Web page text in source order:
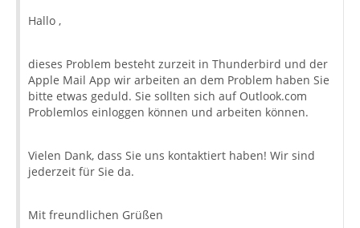
Hallo ,
dieses Problem besteht zurzeit in Thunderbird und der
Apple Mail App wir arbeiten an dem Problem haben Sie
bitte etwas geduld. Sie sollten sich auf Outlook.com
Problemlos einloggen können und arbeiten können.
Vielen Dank, dass Sie uns kontaktiert haben! Wir sind
jederzeit für Sie da.
Mit freundlichen Grüßen